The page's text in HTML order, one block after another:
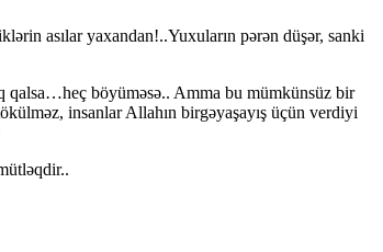
asılar yaxandan!..Yuxuların pərən düşər, sanki
qalsa…heç böyüməsə.. Amma bu mümkünsüz bir
insanlar Allahın birgəyaşayış üçün verdiyi